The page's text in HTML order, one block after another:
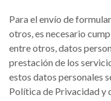
Para el envío de
otros, es necesario
entre otros, datos
prestación de los
estos datos personales
Política de Privacidad y